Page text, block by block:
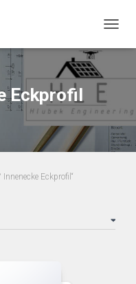
Eckprofil
Eckprofil“